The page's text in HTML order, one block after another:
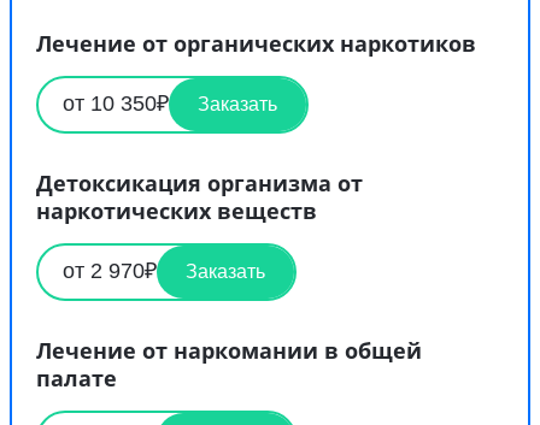
Лечение от органических наркотиков
от 10 350₽ Заказать
Детоксикация организма от
наркотических веществ
от 2 970₽ Заказать
Лечение от наркомании в общей
палате